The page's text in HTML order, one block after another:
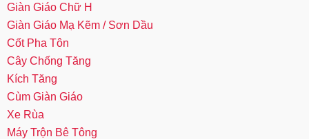
Giàn Giáo Chữ H
Giàn Giáo Mạ Kẽm / Sơn Dầu
Cốt Pha Tôn
Cây Chống Tăng
Kích Tăng
Cùm Giàn Giáo
Xe Rùa
Máy Trộn Bê Tông